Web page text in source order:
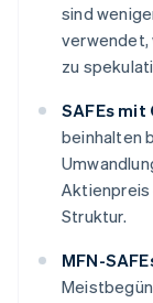
sind
verwendet,
zu
SAFEs
beinhalten
Struktur.
MFN-